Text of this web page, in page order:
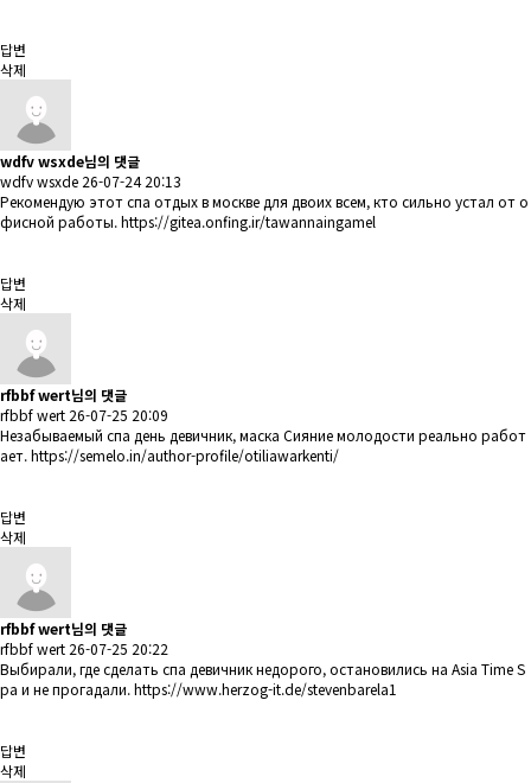
답변
삭제
wdfv wsxde님의 댓글
wdfv wsxde 26-07-24 20:13
Рекомендую этот спа отдых в москве для двоих всем, кто сильно устал от о
фисной работы.https://gitea.onfing.ir/tawannaingamel
답변
삭제
rfbbf wert님의 댓글
rfbbf wert 26-07-25 20:09
Незабываемый спа день девичник, маска Сияние молодости реально работ
ает.https://semelo.in/author-profile/otiliawarkenti/
답변
삭제
rfbbf wert님의 댓글
rfbbf wert 26-07-25 20:22
Выбирали, где сделать спа девичник недорого, остановились на Asia Time S
pa и не прогадали.https://www.herzog-it.de/stevenbarela1
답변
삭제